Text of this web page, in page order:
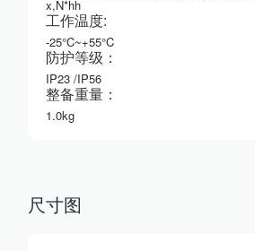
x,N*hh
工作温度:
-25°C~+55°C
防护等级：
IP23 /IP56
整备重量：
1.0kg
尺寸图